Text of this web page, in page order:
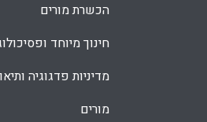
הכשרת מורים
חינוך מיוחד
מדיניות פדגוגיה
מורים